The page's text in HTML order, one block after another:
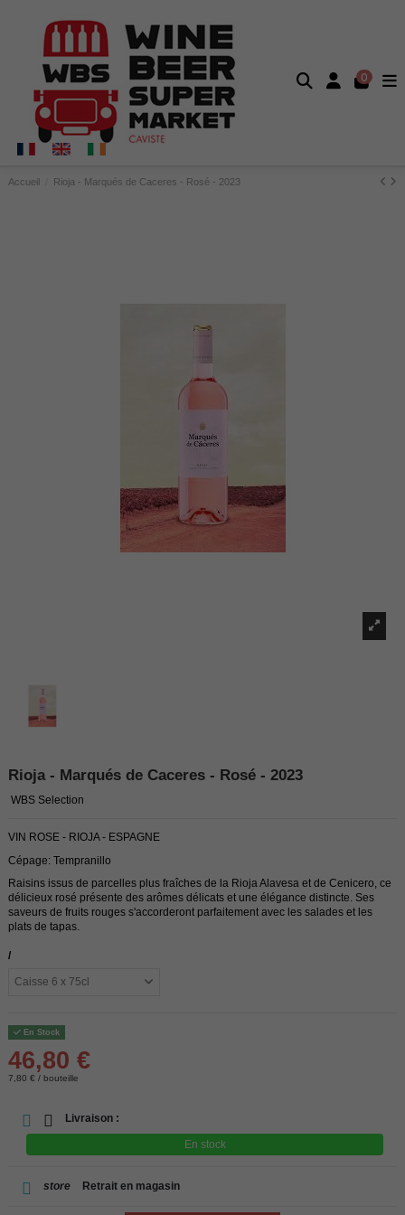
0
Accueil Rioja - Marqués de Caceres - Rosé - 2023
Rioja - Marqués de Caceres - Rosé - 2023
WBS Selection
VIN ROSE - RIOJA - ESPAGNE
Cépage: Tempranillo
Raisins issus de parcelles plus fraîches de la Rioja Alavesa et de Cenicero, ce
délicieux rosé présente des arômes délicats et une élégance distincte. Ses
saveurs de fruits rouges s'accorderont parfaitement avec les salades et les
plats de tapas.
/
En Stock
46,80 €
7,80 € / bouteille
Livraison :
En stock
store Retrait en magasin